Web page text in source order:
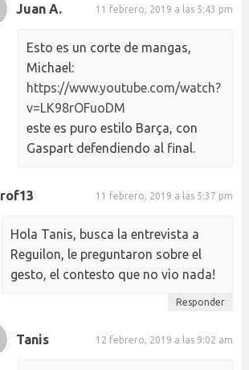
Juan A. 11 febrero, 2019 a las 5:43 pm
Esto es un corte de mangas,
Michael:
https://www.youtube.com/watch?
v=LK98rOFuoDM
este es puro estilo Barça, con
Gaspart defendiendo al final.
rof13 11 febrero, 2019 a las 5:37 pm
Hola Tanis, busca la entrevista a
Reguilon, le preguntaron sobre el
gesto, el contesto que no vio nada!
Responder
Tanis 12 febrero, 2019 a las 9:02 am